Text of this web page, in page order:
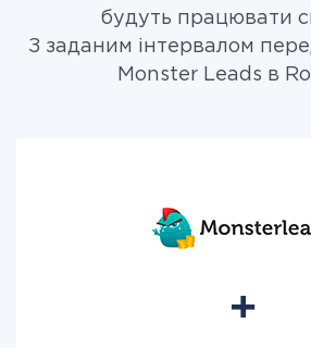
будуть працювати
З заданим інтервалом
Monster Leads в